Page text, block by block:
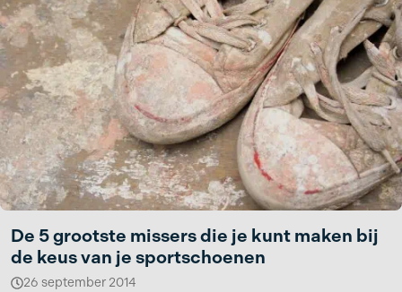
De 5 grootste missers die je kunt maken bij
de keus van je sportschoenen
26 september 2014